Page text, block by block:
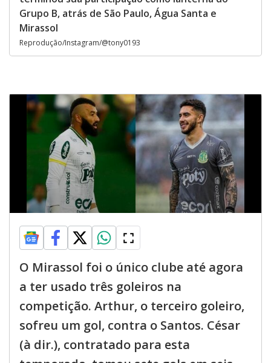
Grupo B, atrás de São Paulo, Água Santa e
Mirassol
Reprodução/Instagram/@tony0193
O Mirassol foi o único clube até agora
a ter usado três goleiros na
competição. Arthur, o terceiro goleiro,
sofreu um gol, contra o Santos. César
(à dir.), contratado para esta